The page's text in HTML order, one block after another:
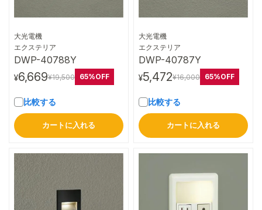
大光電機
エクステリア
DWP-40788Y
¥6,669¥19,500 65%OFF
比較する
カートに入れる
大光電機
エクステリア
DWP-40787Y
¥5,472¥16,000 65%OFF
比較する
カートに入れる